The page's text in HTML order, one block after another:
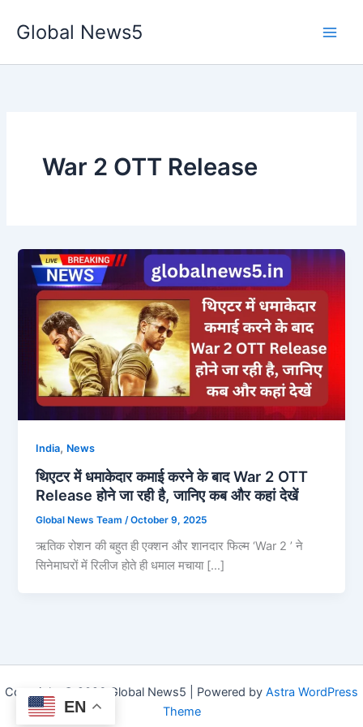
Global News5
War 2 OTT Release
India, News
थिएटर में धमाकेदार कमाई करने के बाद War 2 OTT
Release होने जा रही है, जानिए कब और कहां देखें
Global News Team /October 9, 2025
ऋतिक रोशन की बहुत ही एक्शन और शानदार फिल्म ‘War 2 ’ ने
सिनेमाघरों में रिलीज होते ही धमाल मचाया […]
Copyright © 2026 Global News5 | Powered by Astra WordPress
Theme
EN